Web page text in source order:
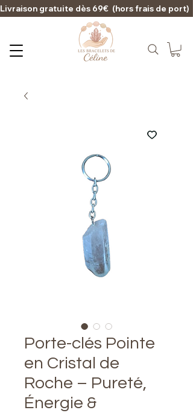
Livraison
Porte-clés Pointe
en Cristal de
Roche – Pureté,
Énergie &